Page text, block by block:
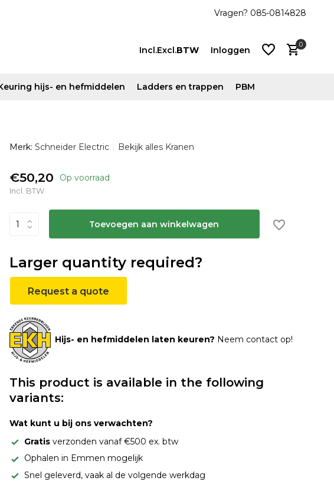
gratis verzonden Vragen? 085-0814828
Incl.Excl.BTW Inloggen
aanmaken
0
hijs- en hefmiddelen Ladders en trappen PBM
Merk: Schneider Electric Bekijk alles Kranen
€50,20 Op voorraad
Incl. BTW
Toevoegen aan winkelwagen
Larger quantity required?
Request a quote
Hijs- en hefmiddelen laten keuren? Neem contact op!
This product is available in the following
variants:
Wat kunt u bij ons verwachten?
Gratisverzonden vanaf €500 ex. btw
Ophalen in Emmen mogelijk
Snel geleverd, vaak al de volgende werkdag